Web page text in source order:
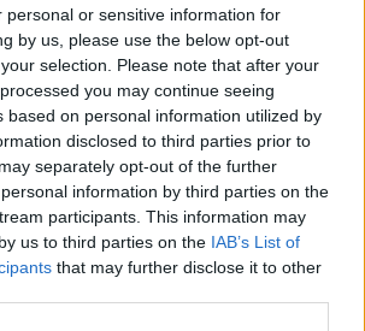
personal or sensitive information for
by us, please use the below opt-out
selection. Please note that after your
you may continue seeing
based on personal information utilized by
disclosed to third parties prior to
separately opt-out of the further
information by third parties on the
participants. This information may
us to third parties on the IAB’s List of
that may further disclose it to other
τη μάχη το 7χρονο αγοράκι
το οποίο είχε τραυματιστεί
την περασμένη
με τους φίλους του
10:59